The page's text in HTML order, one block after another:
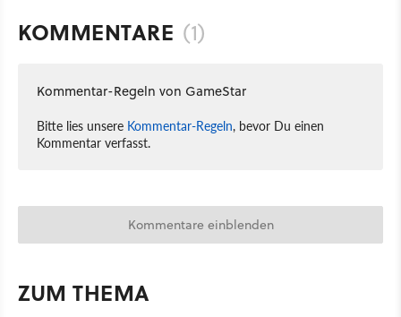
KOMMENTARE (1)
Kommentar-Regeln von GameStar
Bitte lies unsere Kommentar-Regeln, bevor Du einen
Kommentar verfasst.
Kommentare einblenden
ZUM THEMA